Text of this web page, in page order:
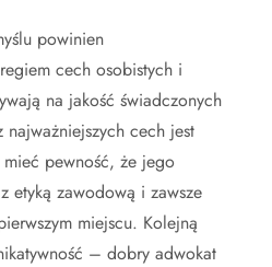
powinien
cech osobistych i
na jakość świadczonych
najważniejszych cech jest
pewność, że jego
etyką zawodową i zawsze
miejscu. Kolejną
– dobry adwokat